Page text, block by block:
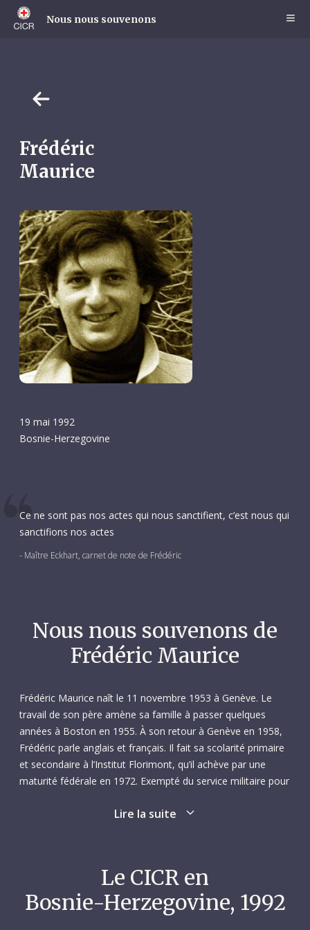
Skip
main
Nous nous souvenons
Frédéric
Maurice
19 mai 1992
Bosnie-Herzegovine
Ce ne sont pas nos actes qui nous sanctifient, c’est nous qui
sanctifions nos actes
- Maître Eckhart, carnet de note de Frédéric
Nous nous souvenons de
Frédéric Maurice
Frédéric Maurice naît le 11 novembre 1953 à Genève. Le
travail de son père amène sa famille à passer quelques
années à Boston en 1955. À son retour à Genève en 1958,
Frédéric parle anglais et français. Il fait sa scolarité primaire
et secondaire à l’Institut Florimont, qu’il achève par une
maturité fédérale en 1972. Exempté du service militaire pour
Genève, où il obtient sa licence en 1976. À ce stade, il
à Berlin, où il suit des cours à l’Université libre. Puis, de
novembre 1977 à janvier 1979, il vit dans un kibboutz en
Israël. Il veut se mettre à l’épreuve et voir s’il est capable de
Lire la suite
Le CICR en
Bosnie-Herzegovine, 1992